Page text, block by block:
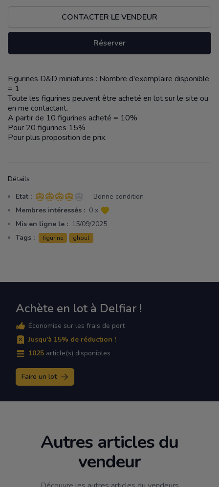
CONTACTER LE VENDEUR
Réserver
Description
Figurines D&D miniatures : Nombre d'exemplaire disponible
= 1
Toute les figurines peuvent être acheté en lot sur le site ou
en me contactant.
A partir de 10 figurines acheté = 10%
Pour 20 figurines 15%
Pour plus proposition de prix.
Détails
Etat : 4 sur 5 étoiles
- Bonne condition
Membres intéressés : 0 x
Mis en ligne le : 15/09/2025
Tags :
figurine ghoul
Achète en lot à Delfiar !
Économise sur les frais de port
Jusqu'à 15% de réduction !
1025 article(s) disponibles
Faire un lot
Autres articles du
vendeur